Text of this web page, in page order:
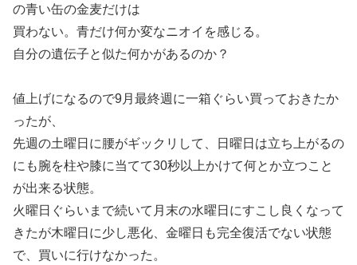
の青い缶の金麦だけは
買わない。青だけ何か変なニオイを感じる。
自分の遺伝子と似た何かがあるのか？
値上げになるので9月最終週に一箱ぐらい買っておきたか
ったが、
先週の土曜日に腰がギックリして、日曜日は立ち上がるの
にも腕を柱や膝に当てて30秒以上かけて何とか立つこと
が出来る状態。
火曜日ぐらいまで続いて月末の水曜日にすこし良くなって
きたが木曜日に少し悪化、金曜日も完全復活でない状態
で、買いに行けなかった。